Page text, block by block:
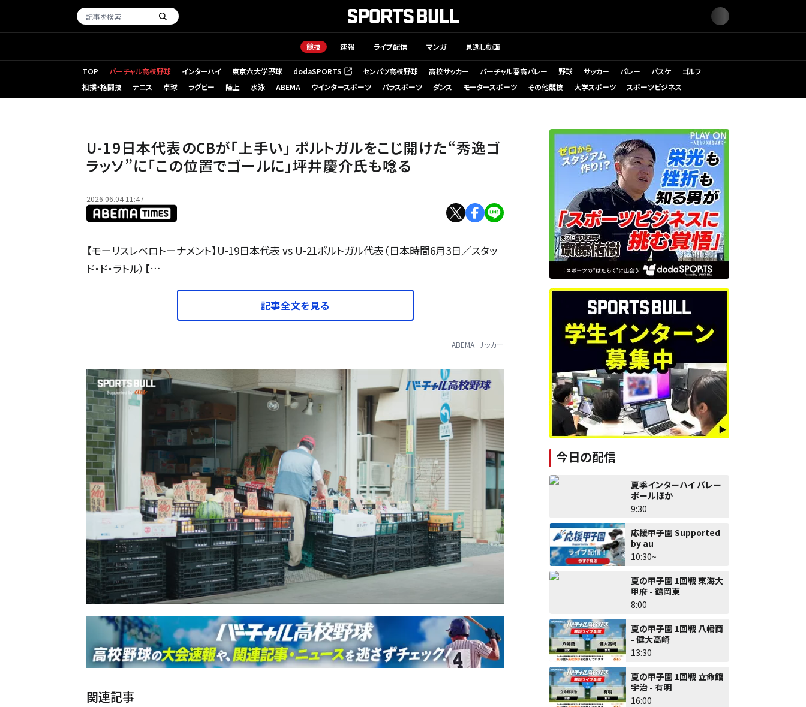
競技 速報 ライブ配信 マンガ 見逃し動画
TOP バーチャル高校野球 インターハイ 東京六大学野球 dodaSPORTS
（新しいタブで開く） センバツ高校野球 高校サッカー バーチャル春高バレー 野球 サッカー バレー バスケ
ゴルフ
相撲・格闘技
テニス 卓球 ラグビー 陸上 水泳 ABEMA ウインタースポーツ パラスポーツ ダンス モータースポーツ その他競技 大学スポーツ スポーツビジネス
U-19日本代表のCBが「上手い」 ポルトガルをこじ開けた“秀逸ゴ
ラッソ”に「この位置でゴールに」坪井慶介氏も唸る
2026.06.04 11:47
【モーリスレベロトーナメント】U-19日本代表 vs U-21ポルトガル代表（日本時間6月3日／スタッ
ド・ド・ラトル）【…
記事全文を見る
ABEMA サッカー
関連記事
今日の配信
夏季インターハイ バレー
ボールほか
9:30
応援甲子園 Supported
by au
10:30~
夏の甲子園 1回戦 東海大
甲府 - 鶴岡東
8:00
夏の甲子園 1回戦 八幡商
- 健大高崎
13:30
夏の甲子園 1回戦 立命館
宇治 - 有明
16:00